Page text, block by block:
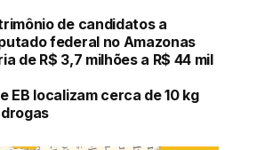
de candidatos a
federal no Amazonas
de R$ 3,7 milhões a R$ 44 mil
e EB localizam cerca de 10 kg